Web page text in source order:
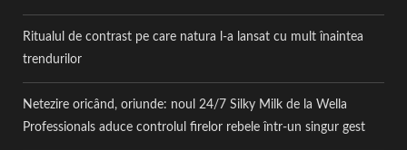
Ritualul de contrast pe care natura l-a lansat cu mult înaintea
trendurilor
Netezire oricând, oriunde: noul 24/7 Silky Milk de la Wella
Professionals aduce controlul firelor rebele într-un singur gest